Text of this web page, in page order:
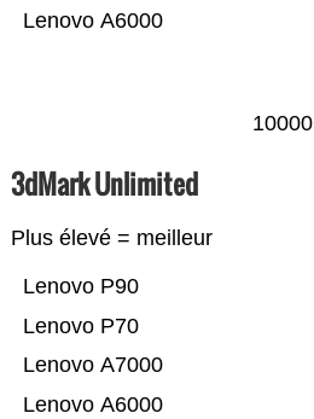
Lenovo A6000
10000
3dMark Unlimited
Plus élevé = meilleur
Lenovo A6000
Lenovo A7000
Lenovo P70
Lenovo P90